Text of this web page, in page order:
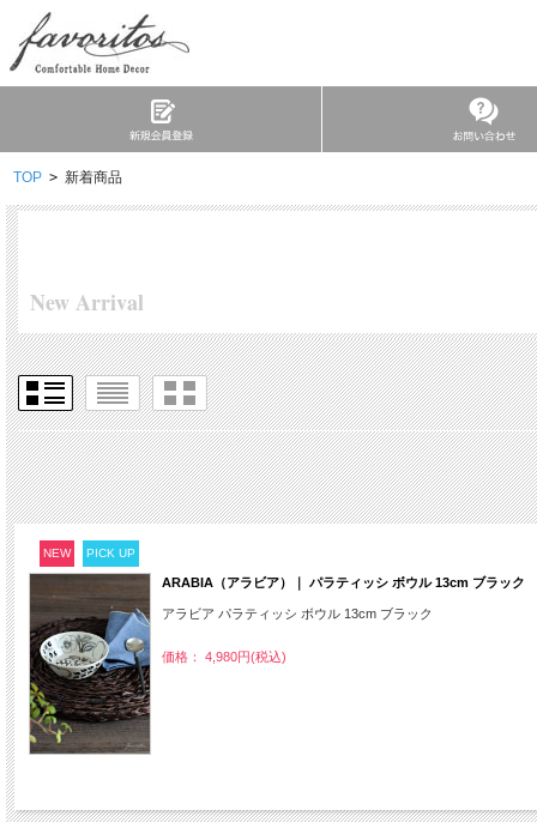
TOP > 新着商品
New Arrival
NEW PICK UP
ARABIA（アラビア）｜ パラティッシ ボウル 13cm ブラック
アラビア パラティッシ ボウル 13cm ブラック
価格： 4,980円(税込)